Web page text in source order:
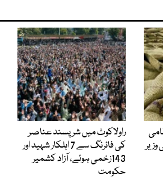
راولاکوٹ میں شرپسند عناصر
کی فائرنگ سے 7 اہلکار شہید اور
143زخمی ہوئے، آزاد کشمیر
حکومت